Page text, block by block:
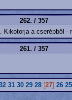
262. / 357
a cserépből
261. / 357
31 30 29 28 [27] 26 25